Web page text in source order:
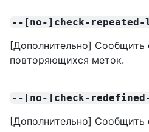
--[no-]check-repeated-
[Дополнительно] Сообщить
повторяющихся меток.
--[no-]check-
[Дополнительно] Сообщить